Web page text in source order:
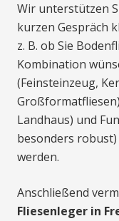
Wir unterstützen
kurzen Gespräch
z. B. ob Sie
Kombination
(Feinsteinzeug,
Landhaus) und
besonders
werden.
Anschließend
Fliesenleger in